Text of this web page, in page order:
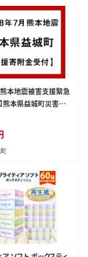
熊本地震被害支援緊急
熊本県益城町災害応
返礼品はありません）